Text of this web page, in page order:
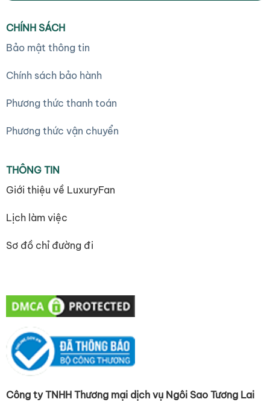
CHÍNH SÁCH
Bảo mật thông tin
Chính sách bảo hành
Phương thức thanh toán
Phương thức vận chuyển
THÔNG TIN
Giới thiệu về LuxuryFan
Lịch làm việc
Sơ đồ chỉ đường đi
Công ty TNHH Thương mại dịch vụ Ngôi Sao Tương Lai